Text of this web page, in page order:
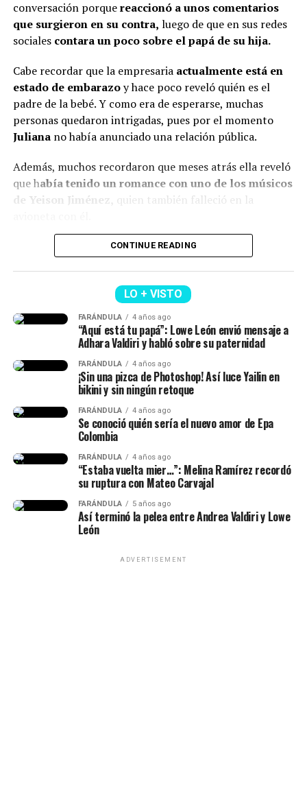
@rutelgamy #seguidores #viraltiktok
#soyjuandacaribe
#soyjuandacaribeshow
♬ sonido original –
Por un lado, señalaron que se le vio con una tonalidad
de cabello diferente y además, algunos usuarios
comentaron que la empresaria se habría realizado
De hecho, varios la notaron diferente y cuestionaron al
respecto.
“¿Qué le pasó en la cara?”, “Se ve súper inyectada,
perfilamiento?”, “Se dañó el rostro”, comentaron.
Finalmente, otro grupo de personas señaló que veían
debido al tiempo que ha pasado.
(Recuerda dar clic en la imagen)
Epa Colombia y su abogada (Imagen
tomada de IG Rechismes)
conversación porquereaccionó a unos comentarios
que surgieron en su contra, luego de que en sus redes
sociales contara un poco sobre el papá de su hija.
Cabe recordar que la empresariaactualmente está en
estado de embarazoy hace poco reveló quién es el
padre de la bebé. Y como era de esperarse, muchas
personas quedaron intrigadas, pues por el momento
Julianano había anunciado una relación pública.
Además, muchos recordaron que meses atrás ella reveló
que había tenido un romance con uno de los músicos
de Yeison Jiménez, quien también falleció en la
Lee también: ¿Escro estaría “utilizando” a Aida
Y en este caso, todos estos hechos generaron muchas
reacciones y se avivaron luego de que Calderón contara,
en una dinámica de preguntas y respuestas en sus
historias de Instagram, q
desde hace siete años.
“Lo conocí hace siete años, ha
sido la historia de amor más
impactante de la historia y, a
pesar de muchos bajos y altos,
siempre estuvo para mí”, había
dicho.
(Recuerda dar clic en la imagen)
CONTINUE READING
LO + VISTO
FARÁNDULA 4 años ago
“Aquí está tu papá”: Lowe León envió mensaje a
Adhara Valdiri y habló sobre su paternidad
FARÁNDULA 4 años ago
¡Sin una pizca de Photoshop! Así luce Yailin en
bikini y sin ningún retoque
FARÁNDULA 4 años ago
Se conoció quién sería el nuevo amor de Epa
Colombia
FARÁNDULA 4 años ago
“Estaba vuelta mier…”: Melina Ramírez recordó
su ruptura con Mateo Carvajal
FARÁNDULA 5 años ago
Así terminó la pelea entre Andrea Valdiri y Lowe
León
ADVERTISEMENT